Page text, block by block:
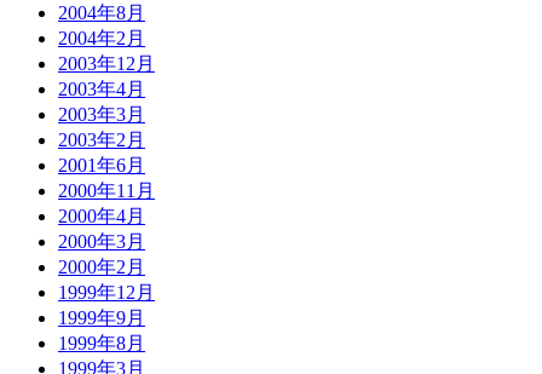
2004年8月
2004年2月
2003年12月
2003年4月
2003年3月
2003年2月
2001年6月
2000年11月
2000年4月
2000年3月
2000年2月
1999年12月
1999年9月
1999年8月
1999年3月